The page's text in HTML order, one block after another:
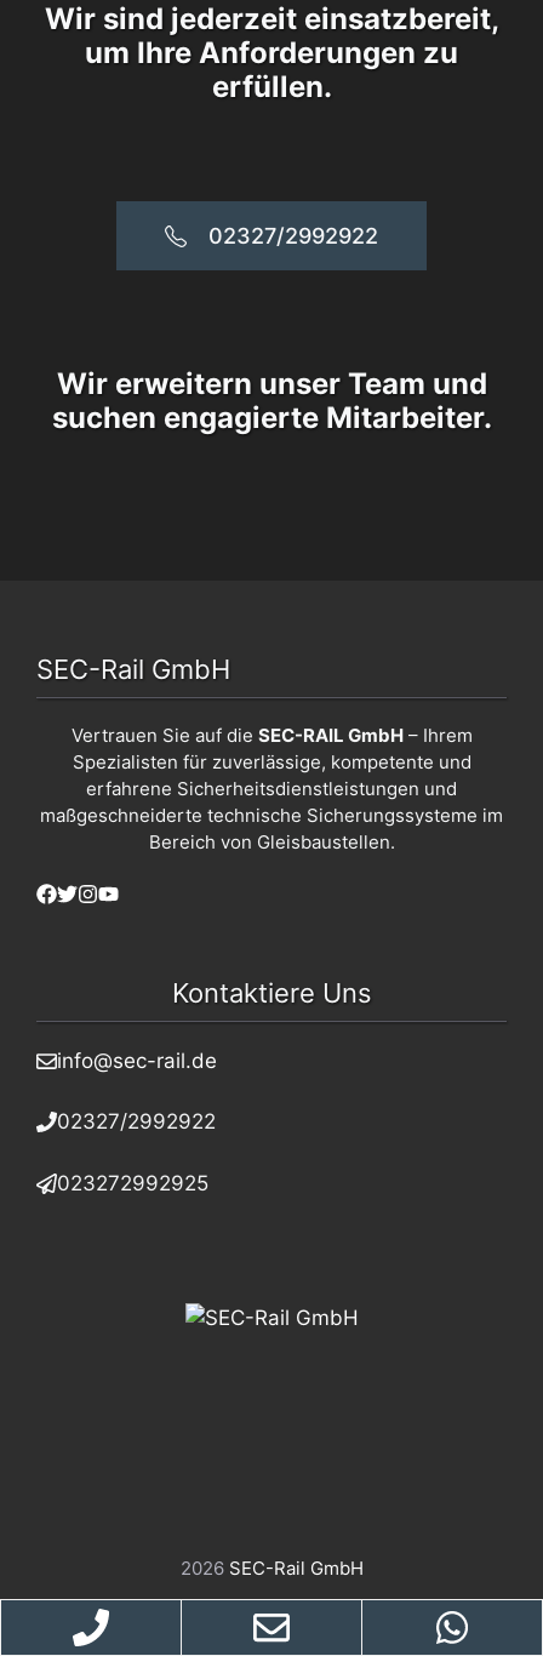
Wir sind jederzeit einsatzbereit,
um Ihre Anforderungen zu
erfüllen.
02327/2992922
Wir erweitern unser Team und
suchen engagierte Mitarbeiter.
SEC-Rail GmbH
Vertrauen Sie auf die SEC-RAIL GmbH– Ihrem
Spezialisten für zuverlässige, kompetente und
erfahrene Sicherheitsdienstleistungen und
maßgeschneiderte technische Sicherungssysteme im
Bereich von Gleisbaustellen.
Kontaktiere Uns
info@sec-rail.de
02327/2992922
023272992925
2026 SEC-Rail GmbH